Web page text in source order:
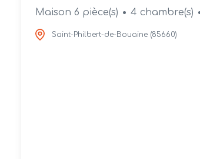
Maison 6 pièce(s) 4 chambre(s)
Saint-Philbert-de-Bouaine (85660)